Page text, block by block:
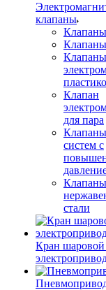
клапаны
Клапаны
Клапаны
Клапан
для пара
систем с
стали
Кран шаровой